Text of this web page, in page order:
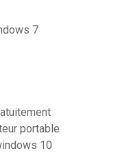
7
portable
10